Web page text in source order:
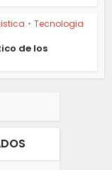
• Tecnologia
de los